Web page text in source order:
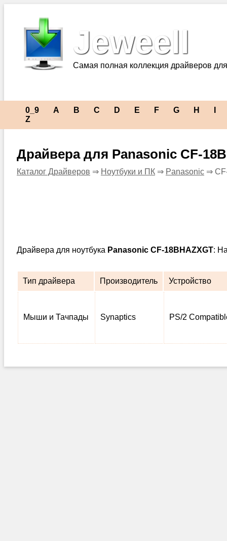
Jeweell
Самая полная коллекция драйверов
0_9 A B C D E F G H
Z
Драйвера для Panasonic CF-
Каталог Драйверов ⇒ Ноутбуки и ПК ⇒ Panasonic ⇒
Драйвера для ноутбука Panasonic CF-18BHAZXGT:
Тип драйвера Производитель Устройство
Мыши и Тачпады Synaptics PS/2